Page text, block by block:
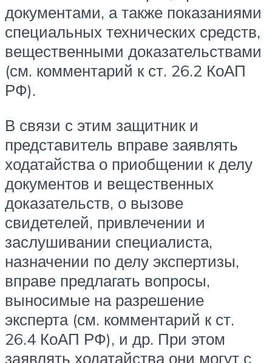
документами, а также показаниями
специальных технических средств,
вещественными доказательствами
(см. комментарий к ст. 26.2 КоАП
РФ).
В связи с этим защитник и
представитель вправе заявлять
ходатайства о приобщении к делу
документов и вещественных
доказательств, о вызове
свидетелей, привлечении и
заслушивании специалиста,
назначении по делу экспертизы,
вправе предлагать вопросы,
выносимые на разрешение
эксперта (см. комментарий к ст.
26.4 КоАП РФ), и др. При этом
заявлять ходатайства они могут с